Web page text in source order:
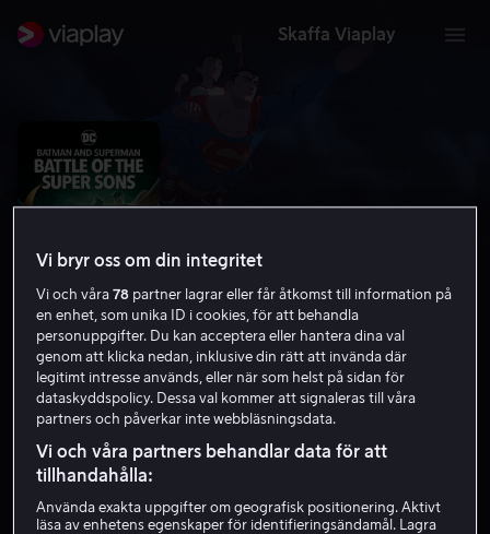
Skaffa Viaplay
Batman and Superman: Battle of the
Super Sons
6.8 Action Animation 2022 1 h 16 min
Vi bryr oss om din integritet
Vi och våra78 partner lagrar eller får åtkomst till information på
en enhet, som unika ID i cookies, för att behandla
personuppgifter. Du kan acceptera eller hantera dina val
genom att klicka nedan, inklusive din rätt att invända där
legitimt intresse används, eller när som helst på sidan för
dataskyddspolicy. Dessa val kommer att signaleras till våra
partners och påverkar inte webbläsningsdata.
Vi och våra partners behandlar data för att
tillhandahålla:
Använda exakta uppgifter om geografisk positionering. Aktivt
läsa av enhetens egenskaper för identifieringsändamål. Lagra